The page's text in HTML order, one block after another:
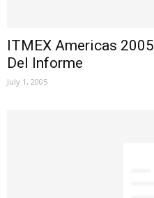
ITMEX Americas
Del Informe
July 1, 2005